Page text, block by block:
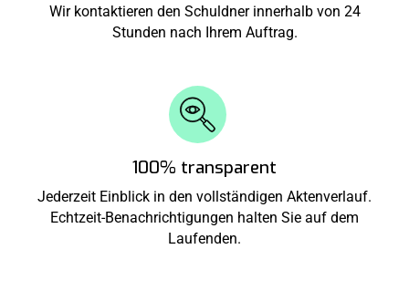
Wir kontaktieren den Schuldner innerhalb von 24
Stunden nach Ihrem Auftrag.
100% transparent
Jederzeit Einblick in den vollständigen Aktenverlauf.
Echtzeit-Benachrichtigungen halten Sie auf dem
Laufenden.